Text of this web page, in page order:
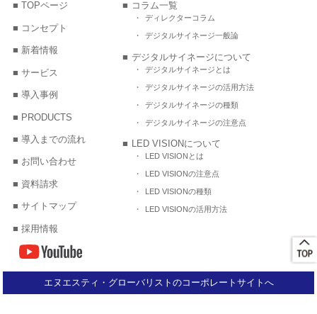
TOPページ
コンセプト
新着情報
サービス
導入事例
PRODUCTS
導入までの流れ
お問い合わせ
資料請求
サイトマップ
採用情報
コラム一覧
ディレクターコラム
デジタルサイネージ一般論
デジタルサイネージについて
デジタルサイネージとは
デジタルサイネージの活用方法
デジタルサイネージの種類
デジタルサイネージの注意点
LED VISIONについて
LED VISIONとは
LED VISIONの注意点
LED VISIONの種類
LED VISIONの活用方法
エヌエスティ・グローバリストのコーポレートサイトへ